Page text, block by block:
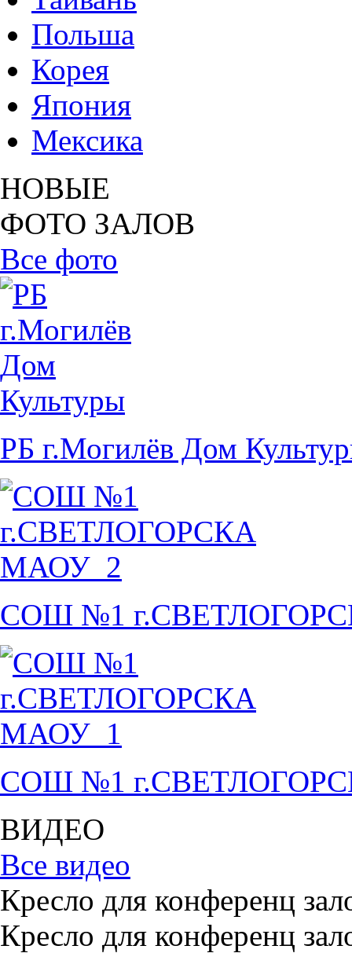
Польша
Корея
Япония
Мексика
НОВЫЕ
ФОТО ЗАЛОВ
Все фото
РБ г.Могилёв Дом
СОШ №1
СОШ №1
ВИДЕО
Все видео
Кресло для конференц
Кресло для конференц